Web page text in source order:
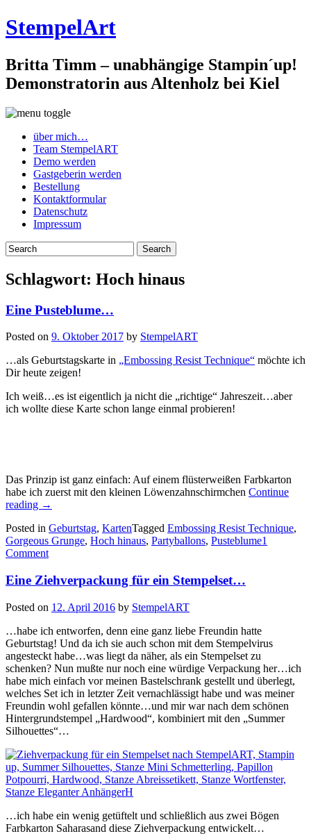
StempelArt
Britta Timm – unabhängige Stampin´up!
Demonstratorin aus Altenholz bei Kiel
über mich…
Team StempelART
Demo werden
Gastgeberin werden
Bestellung
Kontaktformular
Datenschutz
Impressum
Schlagwort: Hoch hinaus
Eine Pusteblume…
Posted on 9. Oktober 2017 by StempelART
…als Geburtstagskarte in „Embossing Resist Technique“ möchte ich
Dir heute zeigen!
Ich weiß…es ist eigentlich ja nicht die „richtige“ Jahreszeit…aber
ich wollte diese Karte schon lange einmal probieren!
Das Prinzip ist ganz einfach: Auf einem flüsterweißen Farbkarton
habe ich zuerst mit den kleinen Löwenzahnschirmchen Continue
reading „Eine
→
Posted in Geburtstag, KartenTagged Embossing Resist Technique,
Gorgeous Grunge, Hoch hinaus, Partyballons, Pusteblume1
Comment
Eine Ziehverpackung für ein Stempelset…
Posted on 12. April 2016 by StempelART
…habe ich entworfen, denn eine ganz liebe Freundin hatte
Geburtstag! Und da ich sie auch schon mit dem Stempelvirus
angesteckt habe…was liegt da näher, als ein Stempelset zu
schenken? Nun mußte nur noch eine würdige Verpackung her…ich
habe mich einfach vor meinen Bastelschrank gestellt und überlegt,
welches Set ich in letzter Zeit vernachlässigt habe und was meiner
Freundin wohl gefallen könnte…und mir war nach dem schönen
Hintergrundstempel „Hardwood“, kombiniert mit den „Summer
Silhouettes“…
…ich habe ein wenig getüftelt und schließlich aus zwei Bögen
Farbkarton Saharasand diese Ziehverpackung entwickelt…